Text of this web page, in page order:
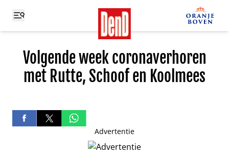
Volgende week coronaverhoren
met Rutte, Schoof en Koolmees
Advertentie